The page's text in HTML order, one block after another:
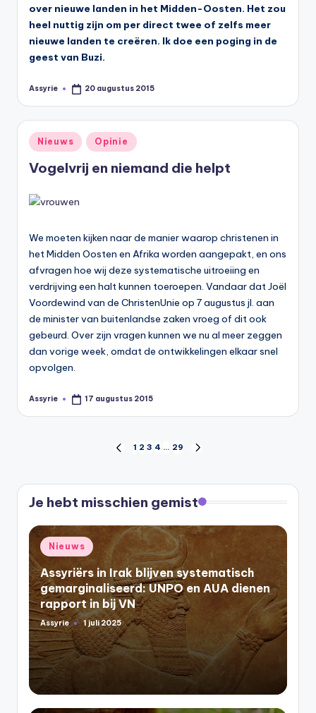
over nieuwe landen in het Midden-Oosten. Het zou
heel nuttig zijn om per direct twee of zelfs meer
nieuwe landen te creëren. Ik doe een poging in de
geest van Buzi.
Geplaatst
Assyrie 20 augustus 2015
Geplaatst
in
Nieuws Opinie
Vogelvrij en niemand die helpt
We moeten kijken naar de manier waarop christenen in
het Midden Oosten en Afrika worden aangepakt, en ons
afvragen hoe wij deze systematische uitroeiing en
verdrijving een halt kunnen toeroepen. Vandaar dat Joël
Voordewind van de ChristenUnie op 7 augustus jl. aan
de minister van buitenlandse zaken vroeg of dit ook
gebeurd. Over zijn vragen kunnen we nu al meer zeggen
dan vorige week, omdat de ontwikkelingen elkaar snel
opvolgen.
Geplaatst
Assyrie 17 augustus 2015
Berichten
paginering
VORIGE
1 2 3 4 … 29
Je hebt misschien gemist
Geplaatst
in
Nieuws
Assyriërs in Irak blijven systematisch
gemarginaliseerd: UNPO en AUA dienen
rapport in bij VN
Geplaatst
door
Assyrie 1 juli 2025